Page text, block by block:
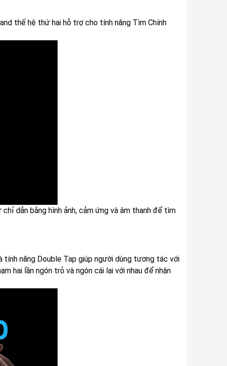
thế hệ thứ hai hỗ trợ cho tính năng Tìm Chính
dẫn bằng hình ảnh, cảm ứng và âm thanh để tìm
năng Double Tap giúp người dùng tương tác với
hai lần ngón trỏ và ngón cái lại với nhau để nhận